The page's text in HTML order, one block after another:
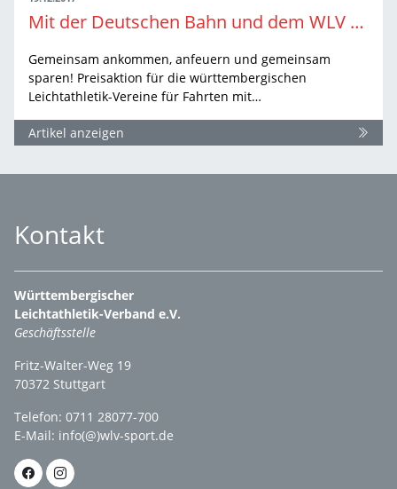
Mit der Deutschen Bahn und dem WLV zur Leichtathletik-EM 2018 nach Berlin
Gemeinsam ankommen, anfeuern und gemeinsam
sparen! Preisaktion für die württembergischen
Leichtathletik-Vereine für Fahrten mit…
Artikel anzeigen
Kontakt
Württembergischer
Leichtathletik-Verband e.V.
Geschäftsstelle
Fritz-Walter-Weg 19
70372 Stuttgart
Telefon: 0711 28077-700
E-Mail: info(@)wlv-sport.de